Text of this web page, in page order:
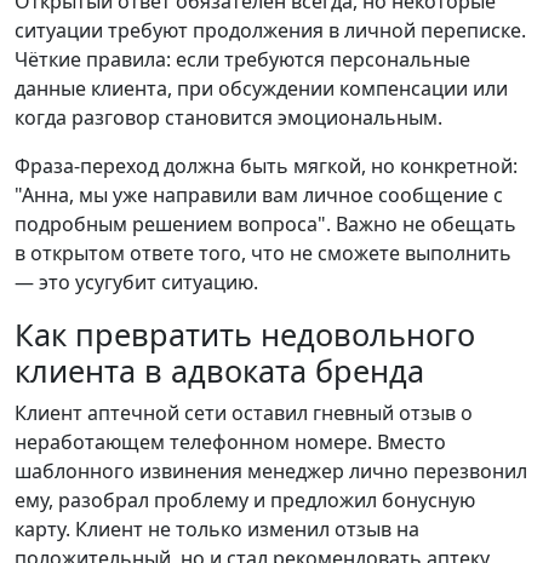
ситуации требуют продолжения в личной переписке.
Чёткие правила: если требуются персональные
данные клиента, при обсуждении компенсации или
когда разговор становится эмоциональным.
Фраза-переход должна быть мягкой, но конкретной:
"Анна, мы уже направили вам личное сообщение с
подробным решением вопроса". Важно не обещать
в открытом ответе того, что не сможете выполнить
— это усугубит ситуацию.
Как превратить недовольного
клиента в адвоката бренда
Клиент аптечной сети оставил гневный отзыв о
неработающем телефонном номере. Вместо
шаблонного извинения менеджер лично перезвонил
ему, разобрал проблему и предложил бонусную
карту. Клиент не только изменил отзыв на